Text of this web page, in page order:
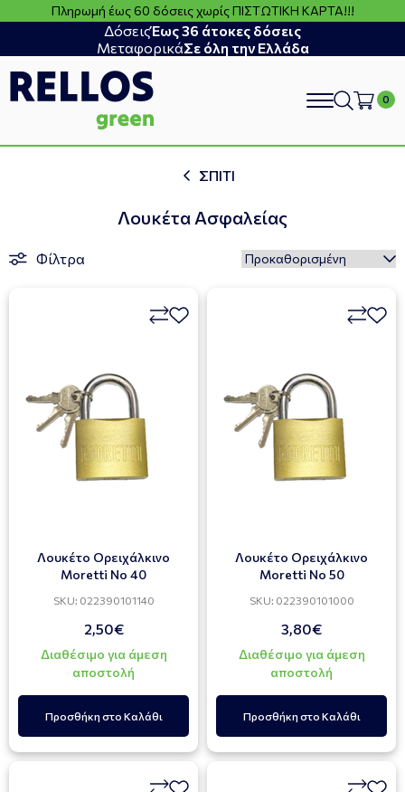
Πληρωμή έως 60 δόσεις χωρίς ΠΙΣΤΩΤΙΚΗ ΚΑΡΤΑ!!!
ΔόσειςΈως 36 άτοκες δόσεις
ΜεταφορικάΣε όλη την Ελλάδα
search
ΣΠΙΤΙ
Λουκέτα Ασφαλείας
Φίλτρα
Λουκέτο Ορειχάλκινο
Moretti Νο 40
SKU: 022390101140
2,50€
Διαθέσιμο για άμεση
αποστολή
Προσθήκη στο Καλάθι
Λουκέτο Ορειχάλκινο
Moretti Νο 50
SKU: 022390101000
3,80€
Διαθέσιμο για άμεση
αποστολή
Προσθήκη στο Καλάθι